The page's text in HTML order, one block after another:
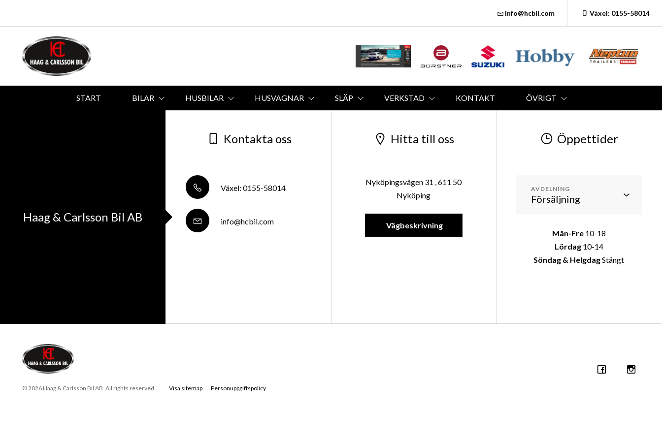
info@hcbil.com Växel: 0155-58014
START BILAR HUSBILAR HUSVAGNAR SLÄP VERKSTAD KONTAKT ÖVRIGT
Haag & Carlsson Bil AB
Kontakta oss
Växel: 0155-58014
info@hcbil.com
Hitta till oss
Nyköpingsvägen 31 , 611 50
Nyköping
Vägbeskrivning
Öppettider
AVDELNING
Mån-Fre 10-18
Lördag10-14
Söndag & HelgdagStängt
© 2026 Haag & Carlsson Bil AB. All rights reserved. Visa sitemap Personuppgiftspolicy